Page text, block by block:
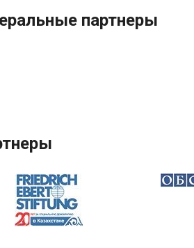
партнеры